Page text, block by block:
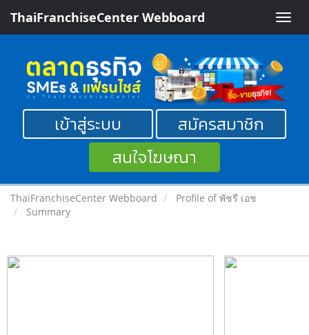
Toggle
ThaiFranchiseCenter Webboard
เข้าสู่ระบบ
สมัครสมาชิก
สนใจโฆษณา
ThaiFranchiseCenter Webboard
Profile of พัชรี เอช
Summary